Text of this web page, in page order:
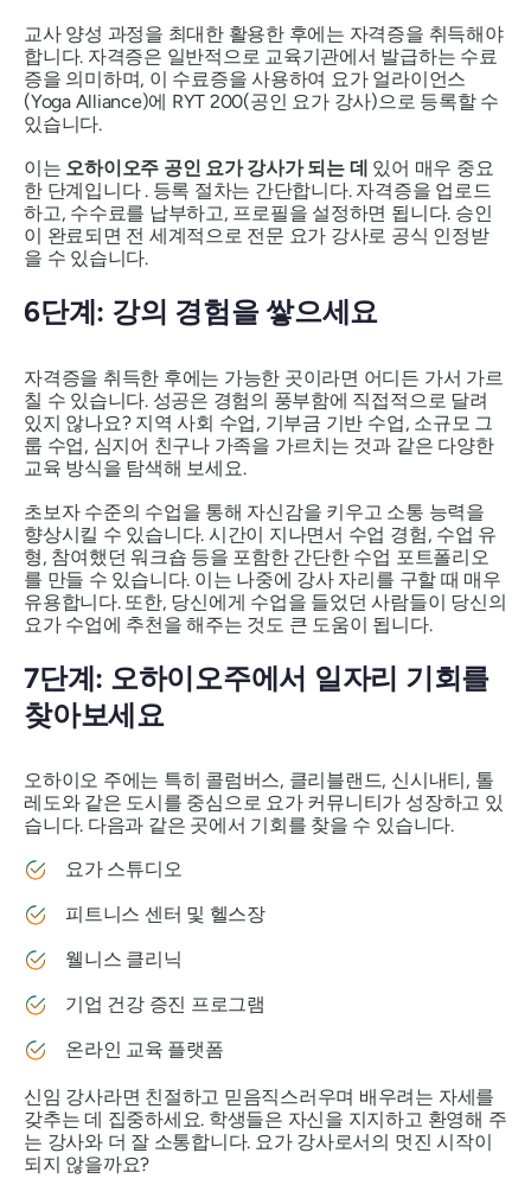
교사 양성 과정을 최대한 활용한 후에는 자격증을 취득해야
합니다. 자격증은 일반적으로 교육기관에서 발급하는 수료
증을 의미하며, 이 수료증을 사용하여 요가 얼라이언스
(Yoga Alliance)에 RYT 200(공인 요가 강사)으로 등록할 수
있습니다.
이는 오하이오주 공인 요가 강사가 되는 데 있어 매우 중요
한 단계입니다 . 등록 절차는 간단합니다. 자격증을 업로드
하고, 수수료를 납부하고, 프로필을 설정하면 됩니다. 승인
이 완료되면 전 세계적으로 전문 요가 강사로 공식 인정받
을 수 있습니다.
6단계: 강의 경험을 쌓으세요
자격증을 취득한 후에는 가능한 곳이라면 어디든 가서 가르
칠 수 있습니다. 성공은 경험의 풍부함에 직접적으로 달려
있지 않나요? 지역 사회 수업, 기부금 기반 수업, 소규모 그
룹 수업, 심지어 친구나 가족을 가르치는 것과 같은 다양한
교육 방식을 탐색해 보세요.
초보자 수준의 수업을 통해 자신감을 키우고 소통 능력을
향상시킬 수 있습니다. 시간이 지나면서 수업 경험, 수업 유
형, 참여했던 워크숍 등을 포함한 간단한 수업 포트폴리오
를 만들 수 있습니다. 이는 나중에 강사 자리를 구할 때 매우
유용합니다. 또한, 당신에게 수업을 들었던 사람들이 당신의
요가 수업에 추천을 해주는 것도 큰 도움이 됩니다.
7단계: 오하이오주에서 일자리 기회를
찾아보세요
오하이오 주에는 특히 콜럼버스, 클리블랜드, 신시내티, 톨
레도와 같은 도시를 중심으로 요가 커뮤니티가 성장하고 있
습니다. 다음과 같은 곳에서 기회를 찾을 수 있습니다.
요가 스튜디오
피트니스 센터 및 헬스장
웰니스 클리닉
기업 건강 증진 프로그램
온라인 교육 플랫폼
신임 강사라면 친절하고 믿음직스러우며 배우려는 자세를
갖추는 데 집중하세요. 학생들은 자신을 지지하고 환영해 주
는 강사와 더 잘 소통합니다. 요가 강사로서의 멋진 시작이
되지 않을까요?